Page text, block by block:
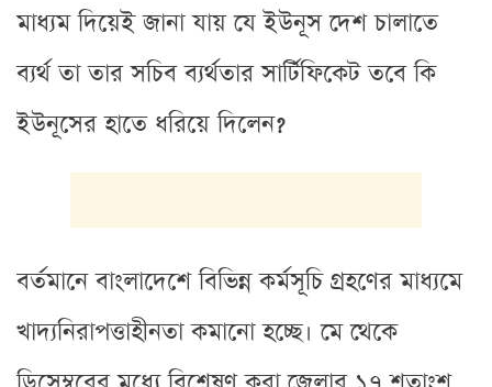
মাধ্যম দিয়েই জানা যায় যে ইউনূস দেশ চালাতে
ব্যর্থ তা তার সচিব ব্যর্থতার সার্টিফিকেট তবে কি
ইউনূসের হাতে ধরিয়ে দিলেন?
বর্তমানে বাংলাদেশে বিভিন্ন কর্মসূচি গ্রহণের মাধ্যমে
খাদ্যনিরাপত্তাহীনতা কমানো হচ্ছে। মে থেকে